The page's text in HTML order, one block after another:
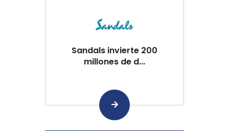
Sandals invierte 200
millones de d...